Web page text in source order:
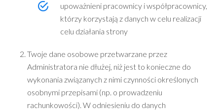
upoważnieni pracownicy i współpracownicy,
którzy korzystają z danych w celu realizacji
celu działania strony
Twoje dane osobowe przetwarzane przez
Administratora nie dłużej, niż jest to konieczne do
wykonania związanych z nimi czynności określonych
osobnymi przepisami (np. o prowadzeniu
rachunkowości). W odniesieniu do danych